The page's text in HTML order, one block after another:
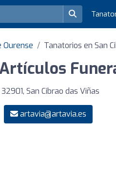
Ourense Tanatorios en San
San Cibrao das Viñas
artavia@artavia.es